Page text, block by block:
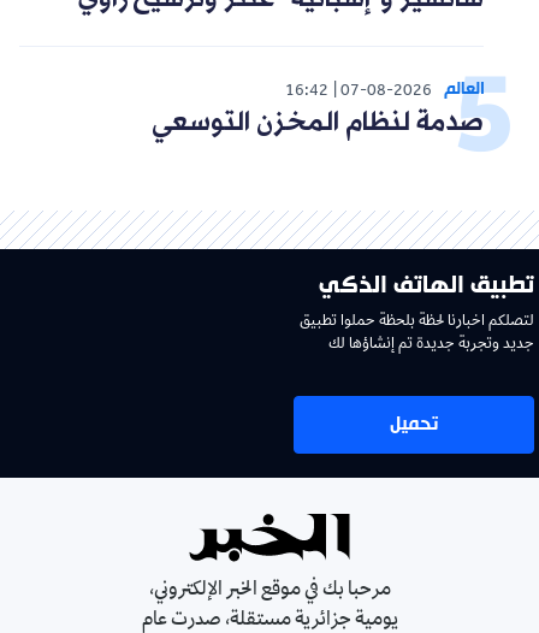
العالم 07-08-2026
16:42
صدمة لنظام المخزن التوسعي
تطبيق الهاتف الذكي
لتصلكم اخبارنا لحظة بلحظة حملوا تطبيق
جديد وتجربة جديدة تم إنشاؤها لك
تحميل
مرحبا بك في موقع الخبر الإلكتروني،
يومية جزائرية مستقلة، صدرت عام